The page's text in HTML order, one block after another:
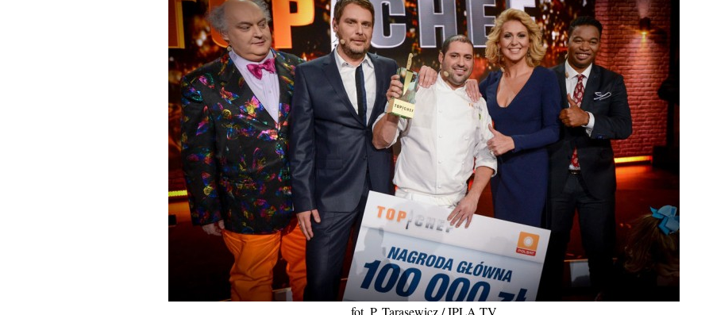
fot. P. Tarasewicz / IPLA.TV